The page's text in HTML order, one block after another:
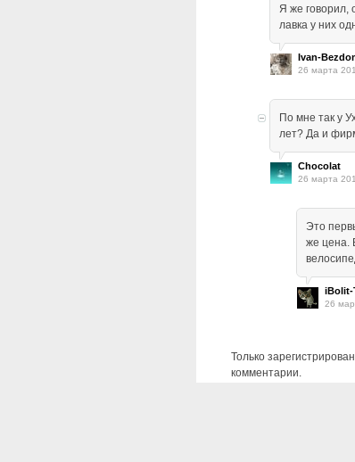
Я же говорил,
лавка у них
Ivan-
26 марта
По мне так у
лет? Да и
Chocolat
26 марта
Это
же цена.
iBolit-
26
Только
комментарии.